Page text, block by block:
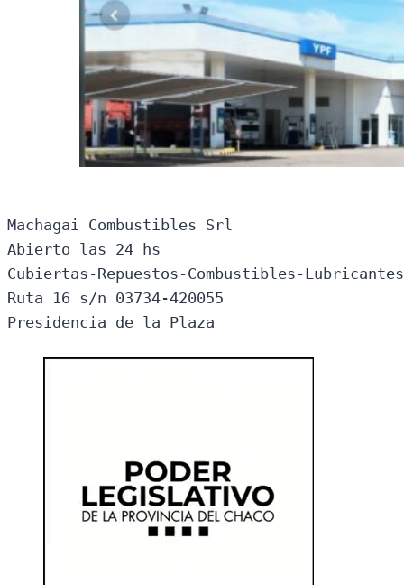
Machagai Combustibles Srl
Abierto las 24 hs
Cubiertas-Repuestos-Combustibles-
Ruta 16 s/n 03734-420055
Presidencia de la Plaza